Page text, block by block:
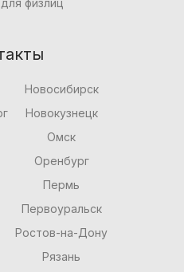
Новосибирск
Новокузнецк
Омск
Оренбург
Пермь
Первоуральск
Ростов-на-Дону
Рязань